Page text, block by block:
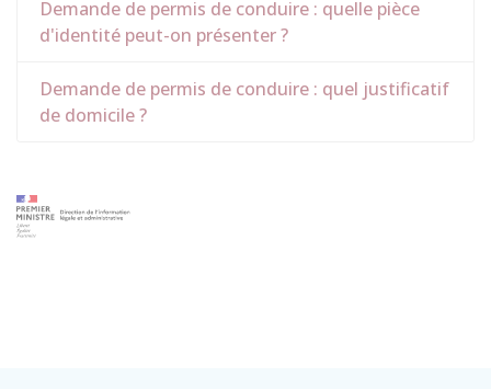
Demande de permis de conduire : quelle pièce
d'identité peut-on présenter ?
Demande de permis de conduire : quel justificatif
de domicile ?